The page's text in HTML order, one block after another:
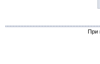
При